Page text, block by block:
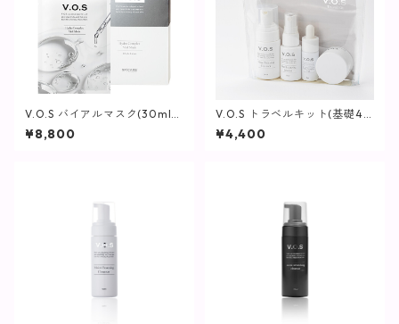
V.O.S バイアルマスク(30ml×
6枚)【SPICARE】
¥8,800
V.O.S トラベルキット(基礎4
点セット)【SPICARE】
¥4,400